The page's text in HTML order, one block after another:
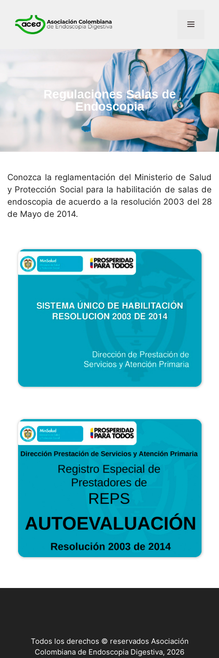
Regulaciones Salas de
Endoscopia
Conozca la reglamentación del Ministerio de Salud
y Protección Social para la habilitación de salas de
endoscopia de acuerdo a la resolución 2003 del 28
de Mayo de 2014.
Todos los derechos © reservados Asociación
Colombiana de Endoscopia Digestiva, 2026